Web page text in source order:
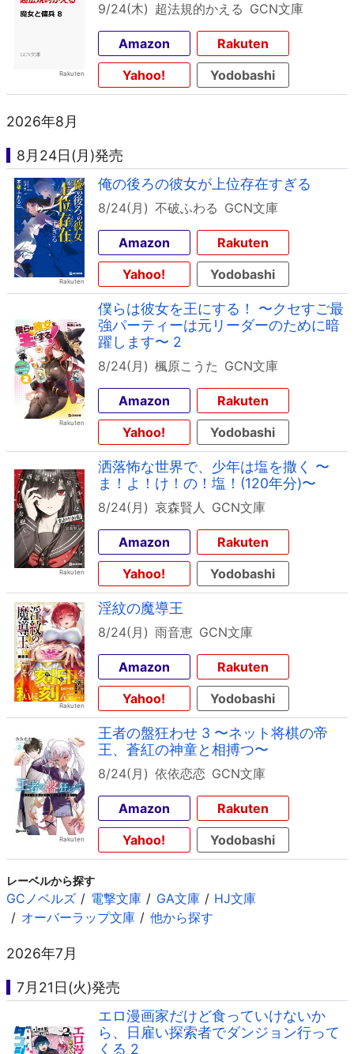
9/24(木) 超法規的かえる GCN文庫
Amazon
Rakuten
Yahoo!
Yodobashi
2026年8月
8月24日(月)発売
俺の後ろの彼女が上位存在すぎる
8/24(月) 不破ふわる GCN文庫
Amazon
Rakuten
Yahoo!
Yodobashi
僕らは彼女を王にする！ 〜クセすご最
強パーティーは元リーダーのために暗
躍します〜 2
8/24(月) 楓原こうた GCN文庫
Amazon
Rakuten
Yahoo!
Yodobashi
洒落怖な世界で、少年は塩を撒く 〜
ま！よ！け！の！塩！(120年分)〜
8/24(月) 哀森賢人 GCN文庫
Amazon
Rakuten
Yahoo!
Yodobashi
淫紋の魔導王
8/24(月) 雨音恵 GCN文庫
Amazon
Rakuten
Yahoo!
Yodobashi
王者の盤狂わせ 3 〜ネット将棋の帝
王、蒼紅の神童と相搏つ〜
8/24(月) 依依恋恋 GCN文庫
Amazon
Rakuten
Yahoo!
Yodobashi
レーベルから探す
GCノベルズ 電撃文庫 GA文庫
HJ文庫
オーバーラップ文庫
他から探す
2026年7月
7月21日(火)発売
エロ漫画家だけど食っていけないか
ら、日雇い探索者でダンジョン行って
くる 2